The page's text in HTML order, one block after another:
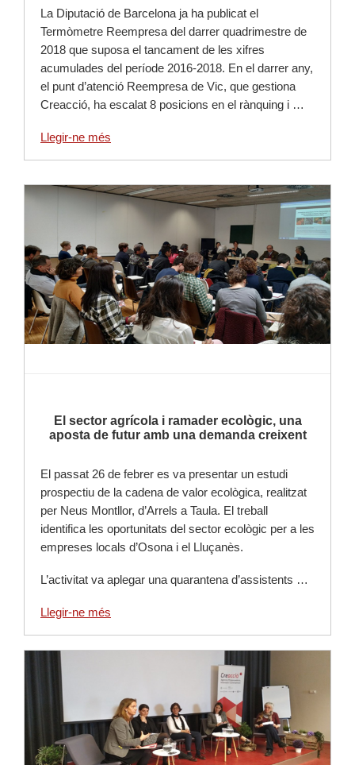
La Diputació de Barcelona ja ha publicat el
Termòmetre Reempresa del darrer quadrimestre de
2018 que suposa el tancament de les xifres
acumulades del període 2016-2018. En el darrer any,
el punt d’atenció Reempresa de Vic, que gestiona
Creacció, ha escalat 8 posicions en el rànquing i …
Llegir-ne més
Llegir-ne més
El sector agrícola i ramader ecològic, una
aposta de futur amb una demanda creixent
El passat 26 de febrer es va presentar un estudi
prospectiu de la cadena de valor ecològica, realitzat
per Neus Montllor, d’Arrels a Taula. El treball
identifica les oportunitats del sector ecològic per a les
empreses locals d’Osona i el Lluçanès.
L’activitat va aplegar una quarantena d’assistents …
Llegir-ne més